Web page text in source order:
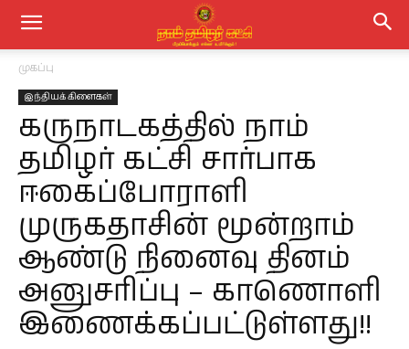
முகப்பு
இந்தியக் கிளைகள்
கருநாடகத்தில் நாம்
தமிழர் கட்சி சார்பாக
ஈகைப்போராளி
முருகதாசின் மூன்றாம்
ஆண்டு நினைவு தினம்
அனுசரிப்பு – காணொளி
இணைக்கப்பட்டுள்ளது!!